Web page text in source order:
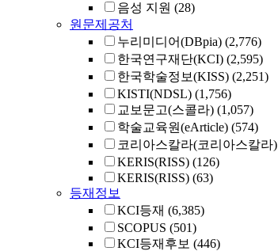
음성 지원 (28)
원문제공처
누리미디어(DBpia) (2,776)
한국연구재단(KCI) (2,595)
한국학술정보(KISS) (2,251)
KISTI(NDSL) (1,756)
교보문고(스콜라) (1,057)
학술교육원(eArticle) (574)
코리아스칼라(코리아스칼라)
KERIS(RISS) (126)
KERIS(RISS) (63)
등재정보
KCI등재 (6,385)
SCOPUS (501)
KCI등재후보 (446)